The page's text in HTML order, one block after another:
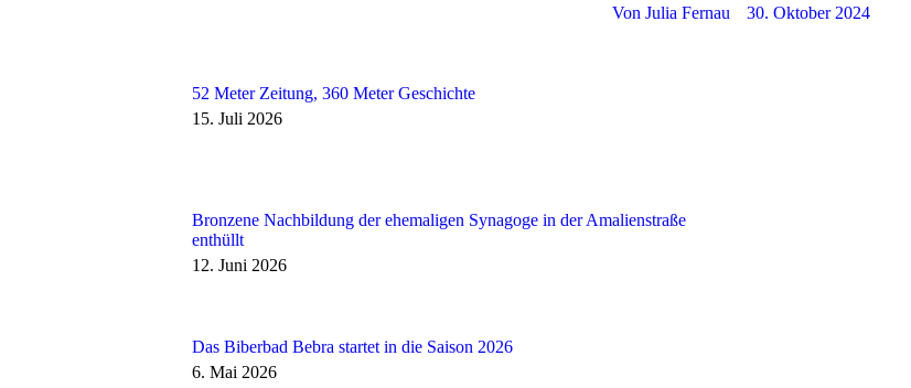
Von Julia Fernau 30. Oktober 2024
52 Meter Zeitung, 360 Meter Geschichte
15. Juli 2026
Bronzene Nachbildung der ehemaligen Synagoge in der Amalienstraße
enthüllt
12. Juni 2026
Das Biberbad Bebra startet in die Saison 2026
6. Mai 2026